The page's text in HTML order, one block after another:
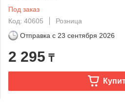
Под заказ
Код: 40605
Розница
Отправка с 23 сентября 2026
2 295 ₸